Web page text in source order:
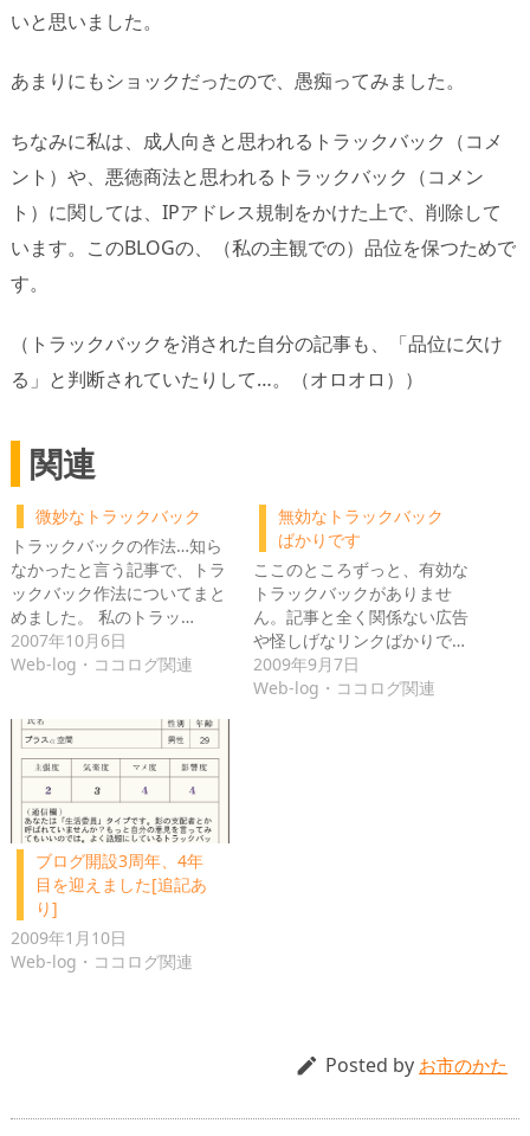
いと思いました。
あまりにもショックだったので、愚痴ってみました。
ちなみに私は、成人向きと思われるトラックバック（コメ
ント）や、悪徳商法と思われるトラックバック（コメン
ト）に関しては、IPアドレス規制をかけた上で、削除して
います。このBLOGの、（私の主観での）品位を保つためで
す。
（トラックバックを消された自分の記事も、「品位に欠け
る」と判断されていたりして…。（オロオロ））
関連
微妙なトラックバック
トラックバックの作法…知ら
なかったと言う記事で、トラ
ックバック作法についてまと
めました。 私のトラッ…
2007年10月6日
Web-log・ココログ関連
無効なトラックバック
ばかりです
ここのところずっと、有効な
トラックバックがありませ
ん。記事と全く関係ない広告
や怪しげなリンクばかりで…
2009年9月7日
Web-log・ココログ関連
ブログ開設3周年、4年
目を迎えました[追記あ
り]
2009年1月10日
Web-log・ココログ関連
 Posted by お市のかた